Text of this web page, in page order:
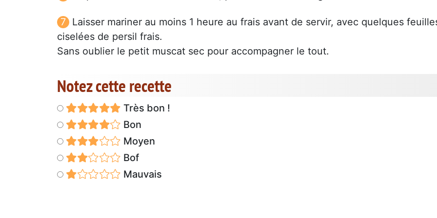
Laisser mariner au moins 1 heure au frais avant de servir, avec quelques
ciselées de persil frais.
Sans oublier le petit muscat sec pour accompagner le tout.
Notez cette recette
Très bon !
Bon
Moyen
Bof
Mauvais